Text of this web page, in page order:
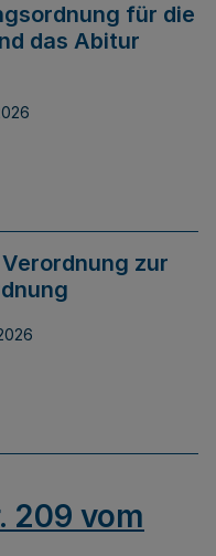
für die
das Abitur
zur
209 vom